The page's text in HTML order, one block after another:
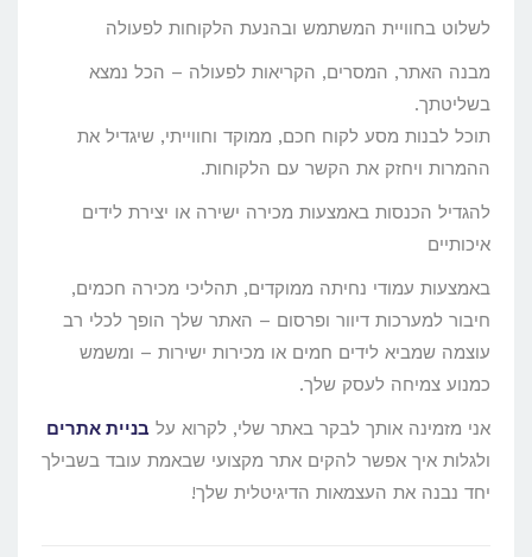
לשלוט בחוויית המשתמש ובהנעת הלקוחות לפעולה
מבנה האתר, המסרים, הקריאות לפעולה – הכל נמצא
בשליטתך.
תוכל לבנות מסע לקוח חכם, ממוקד וחווייתי, שיגדיל את
ההמרות ויחזק את הקשר עם הלקוחות.
להגדיל הכנסות באמצעות מכירה ישירה או יצירת לידים
איכותיים
באמצעות עמודי נחיתה ממוקדים, תהליכי מכירה חכמים,
חיבור למערכות דיוור ופרסום – האתר שלך הופך לכלי רב
עוצמה שמביא לידים חמים או מכירות ישירות – ומשמש
כמנוע צמיחה לעסק שלך.
אני מזמינה אותך לבקר באתר שלי, לקרוא על בניית אתרים
ולגלות איך אפשר להקים אתר מקצועי שבאמת עובד בשבילך
יחד נבנה את העצמאות הדיגיטלית שלך!